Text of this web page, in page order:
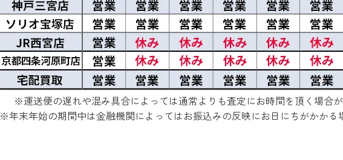
※運送便の遅れや混み具合によっては通常よりも査定にお時間を頂く場合が
※年末年始の期間中は金融機関によってはお振込みの反映にお日にちがかかる